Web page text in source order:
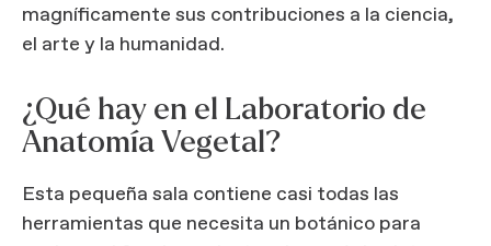
magníficamente sus contribuciones a la ciencia,
el arte y la humanidad.
¿Qué hay en el Laboratorio de
Anatomía Vegetal?
Esta pequeña sala contiene casi todas las
herramientas que necesita un botánico para